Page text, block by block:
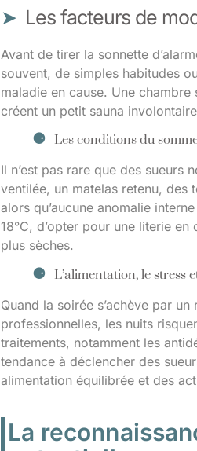
Les facteurs de
Avant de tirer la sonnette
souvent, de simples habitudes
maladie en cause. Une
créent un petit sauna
Les conditions du
Il n’est pas rare que des sueurs
ventilée, un matelas retenu, des
alors qu’aucune anomalie
18°C, d’opter pour une literie
plus sèches.
L’alimentation, le stress
Quand la soirée s’achève par
professionnelles, les nuits
traitements, notamment les
tendance à déclencher des
alimentation équilibrée et des
La